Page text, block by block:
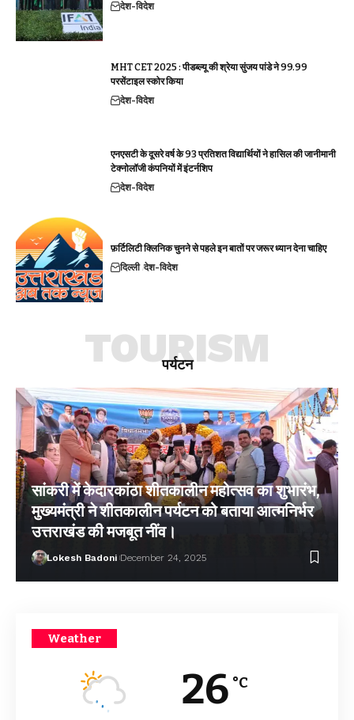
देश-विदेश
MHT CET 2025 : पीडब्ल्यू की श्रेया सुंजय पांडे ने 99.99
परसेंटाइल स्कोर किया
देश-विदेश
एनएसटी के दूसरे वर्ष के 93 प्रतिशत विद्यार्थियों ने हासिल की जानीमानी
टेक्नोलॉजी कंपनियों में इंटर्नशिप
देश-विदेश
फ़र्टिलिटी क्लिनिक चुनने से पहले इन बातों पर जरूर ध्यान देना चाहिए
दिल्ली देश-विदेश
पर्यटन
TOURISM
सांकरी में केदारकांठा शीतकालीन महोत्सव का शुभारंभ,
मुख्यमंत्री ने शीतकालीन पर्यटन को बताया आत्मनिर्भर
उत्तराखंड की मजबूत नींव।
Lokesh Badoni December 24, 2025
Weather
26 °C